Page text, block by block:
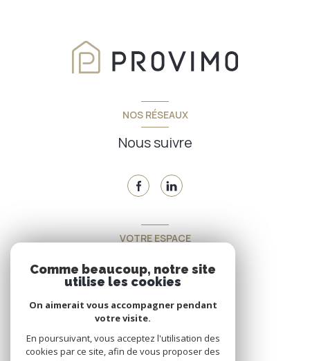
NOS RÉSEAUX
Nous suivre
VOTRE ESPACE
Espace propriétaire
SE CONNECTER
Comme beaucoup, notre site
utilise les cookies
On aimerait vous accompagner pendant
votre visite.
En poursuivant, vous acceptez l'utilisation des
cookies par ce site, afin de vous proposer des